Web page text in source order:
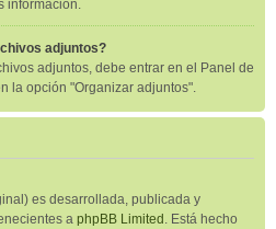
información.
adjuntos?
adjuntos, debe entrar en el Panel de
la opción "Organizar adjuntos".
es desarrollada, publicada y
a phpBB Limited . Está hecho